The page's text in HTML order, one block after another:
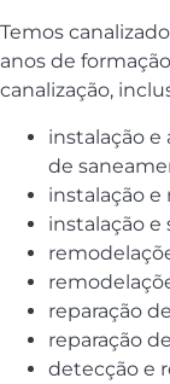
Temos
anos de
canalização,
instalação e
de
instalação e
instalação e
reparação
reparação
detecção e